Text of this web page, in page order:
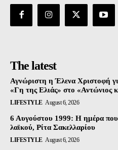
The latest
Αγνώριστη η Έλενα Χριστοφή
«Γη της Ελιάς» στο «Αντώνιος
LIFESTYLE August 6, 2026
6 Αυγούστου 1999: Η ημέρα που
λαϊκού, Ρίτα Σακελλαρίου
LIFESTYLE August 6, 2026